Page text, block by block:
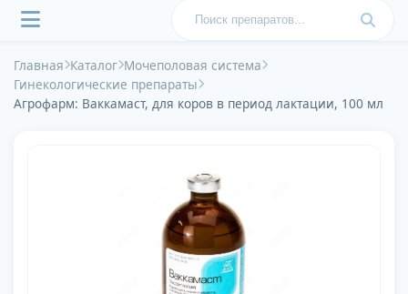
Главная Каталог Мочеполовая система
Гинекологические препараты
Агрофарм: Ваккамаст, для коров в период лактации, 100 мл